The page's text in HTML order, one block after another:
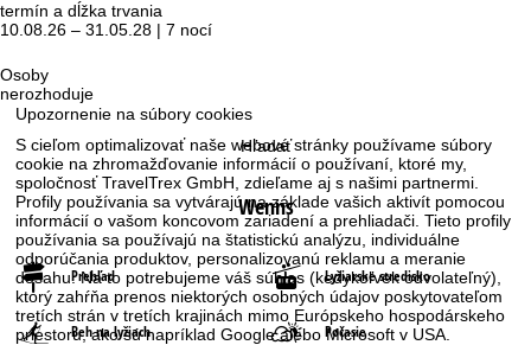
Upozornenie na súbory cookies
S cieľom optimalizovať naše webové stránky používame súbory
cookie na zhromažďovanie informácií o používaní, ktoré my,
spoločnosť TravelTrex GmbH, zdieľame aj s našimi partnermi.
Profily používania sa vytvárajú na základe vašich aktivít pomocou
informácií o vašom koncovom zariadení a prehliadači. Tieto profily
používania sa používajú na štatistickú analýzu, individuálne
odporúčania produktov, personalizovanú reklamu a meranie
dosahu. Na to potrebujeme váš súhlas (kedykoľvek odvolateľný),
ktorý zahŕňa prenos niektorých osobných údajov poskytovateľom
tretích strán v tretích krajinách mimo Európskeho hospodárskeho
priestoru, ako sú napríklad Google alebo Microsoft v USA.
termín a dĺžka trvania
10.08.26 – 31.05.28 | 7 nocí
Osoby
nerozhoduje
Hľadať
Wenns
Prehľad Lyžiarske stredisko
Beh na lyžiach Počasie